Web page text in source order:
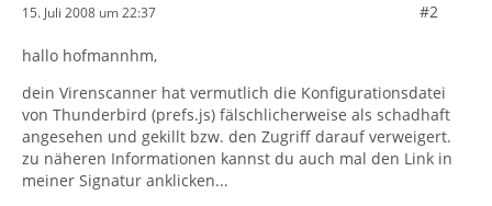
15. Juli 2008 um 22:37 #2
hallo hofmannhm,
dein Virenscanner hat vermutlich die Konfigurationsdatei
von Thunderbird (prefs.js) fälschlicherweise als schadhaft
angesehen und gekillt bzw. den Zugriff darauf verweigert.
zu näheren Informationen kannst du auch mal den Link in
meiner Signatur anklicken...